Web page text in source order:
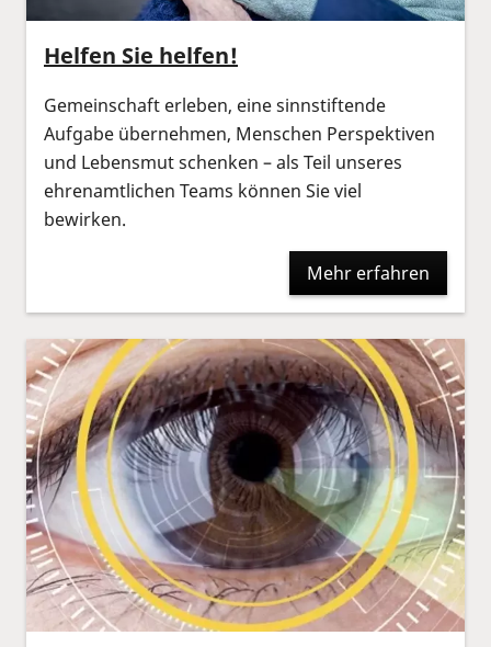
Helfen Sie helfen!
Gemeinschaft erleben, eine sinnstiftende
Aufgabe übernehmen, Menschen Perspektiven
und Lebensmut schenken – als Teil unseres
ehrenamtlichen Teams können Sie viel
bewirken.
Mehr erfahren